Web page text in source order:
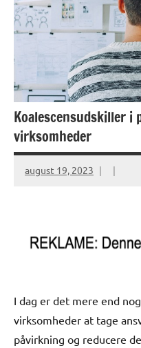
Koalescensudskiller
virksomheder
august 19, 2023
I dag er det mere end
virksomheder at tage
påvirkning og reducere